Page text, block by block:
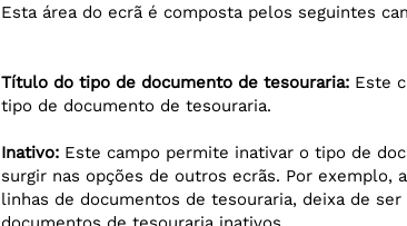
Esta área do ecrã é composta pelos seguintes
Título do tipo de documento de tesouraria: Este
tipo de documento de tesouraria.
Inativo: Este campo permite inativar o tipo de
surgir nas opções de outros ecrãs. Por exemplo,
linhas de documentos de tesouraria, deixa de